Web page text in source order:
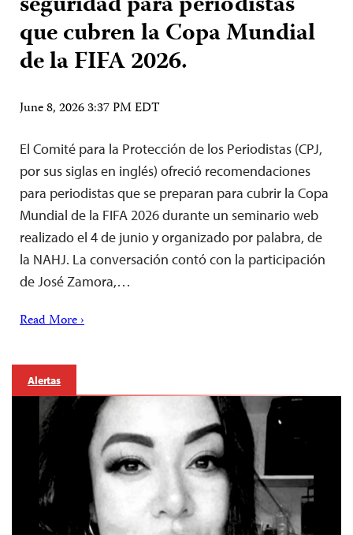
que cubren la Copa Mundial
de la FIFA 2026.
June 8, 2026 3:37 PM EDT
El Comité para la Protección de los Periodistas (CPJ,
por sus siglas en inglés) ofreció recomendaciones
para periodistas que se preparan para cubrir la Copa
Mundial de la FIFA 2026 durante un seminario web
realizado el 4 de junio y organizado por palabra, de
la NAHJ. La conversación contó con la participación
de José Zamora,…
Read More ›
Alertas